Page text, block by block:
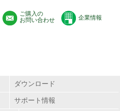
ご購入の
お問い合わせ
企業情報
ダウンロード
サポート情報